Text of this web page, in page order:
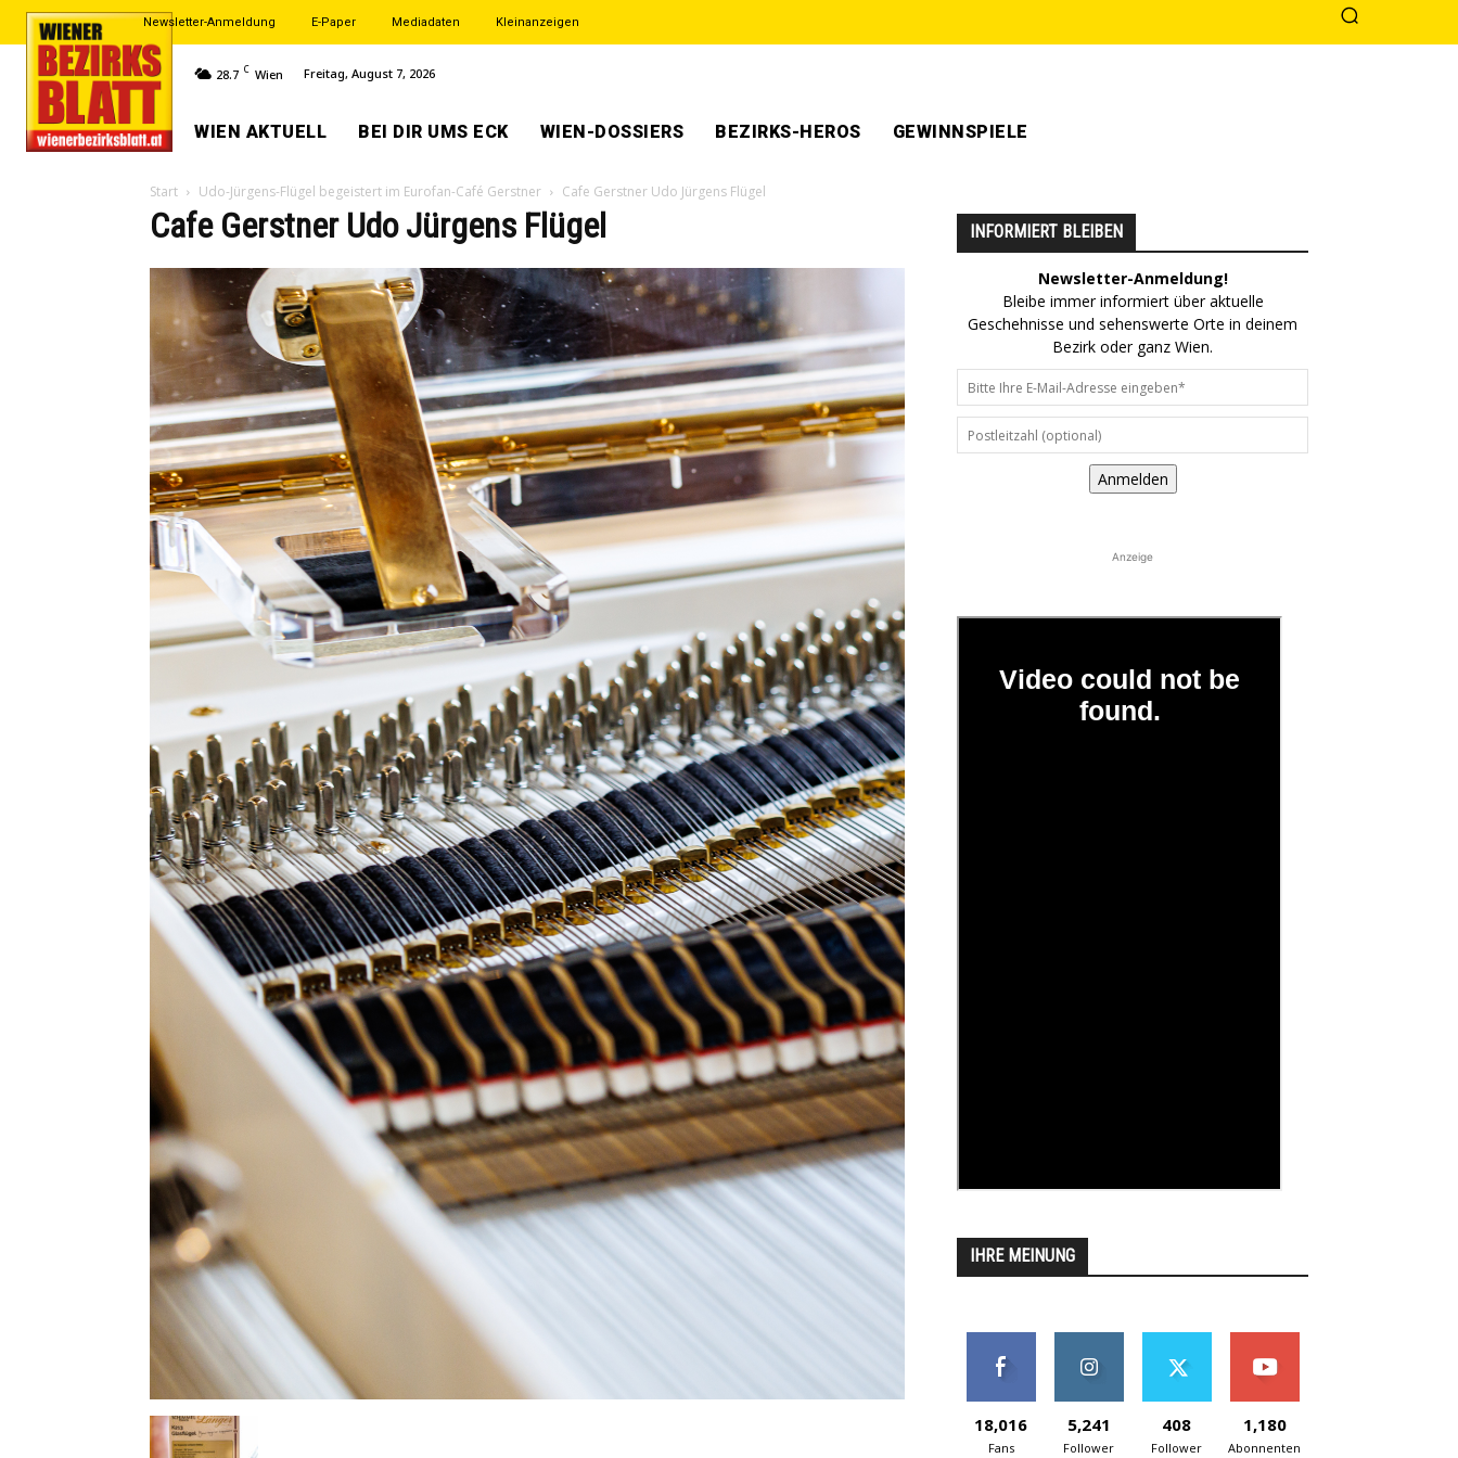
Newsletter-Anmeldung E-Paper Mediadaten Kleinanzeigen
28.7 C Wien Freitag, August 7, 2026
WIEN AKTUELL BEI DIR UMS ECK WIEN-DOSSIERS BEZIRKS-HEROS GEWINNSPIELE
Start Udo-Jürgens-Flügel begeistert im Eurofan-Café Gerstner Cafe Gerstner Udo Jürgens Flügel
Cafe Gerstner Udo Jürgens Flügel INFORMIERT BLEIBEN
Newsletter-Anmeldung!
Bleibe immer informiert über aktuelle
Geschehnisse und sehenswerte Orte in deinem
Bezirk oder ganz Wien.
Anmelden
Anzeige
IHRE MEINUNG
18,016
Fans
5,241
Follower
408
Follower
1,180
Abonnenten